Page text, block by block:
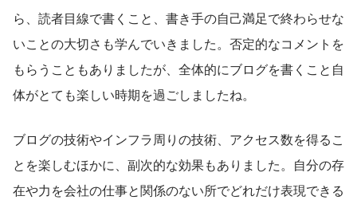
ら、読者目線で書くこと、書き手の自己満足で終わらせな
いことの大切さも学んでいきました。否定的なコメントを
もらうこともありましたが、全体的にブログを書くこと自
体がとても楽しい時期を過ごしましたね。
ブログの技術やインフラ周りの技術、アクセス数を得るこ
とを楽しむほかに、副次的な効果もありました。自分の存
在や力を会社の仕事と関係のない所でどれだけ表現できる